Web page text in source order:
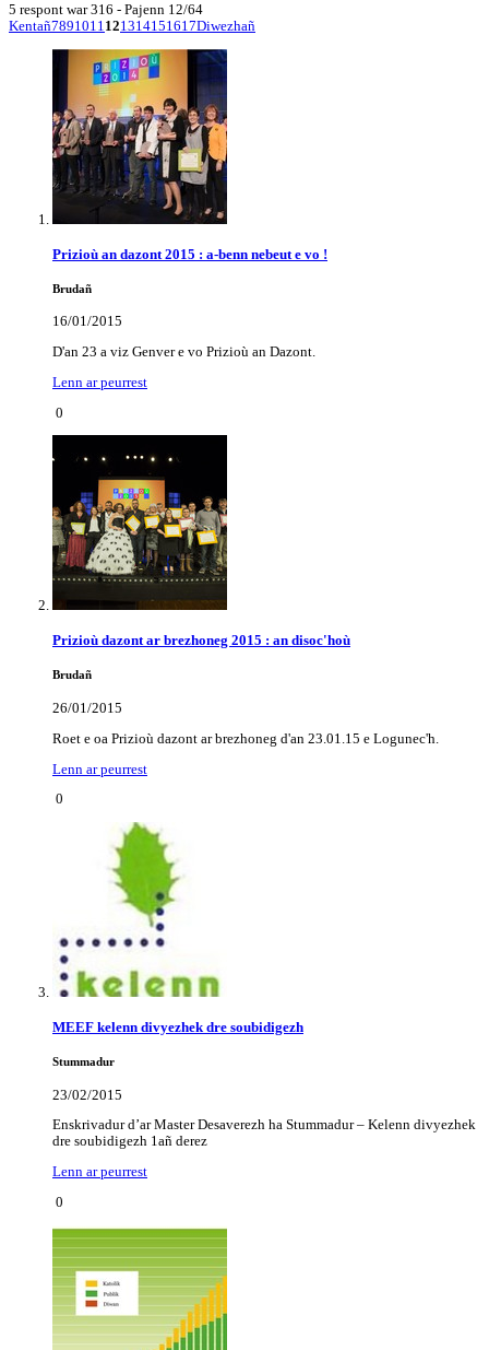
5 respont war 316 - Pajenn 12/64
Kentañ7891011121314151617Diwezhañ
Prizioù an dazont 2015 : a-benn nebeut e vo !
Brudañ
16/01/2015
D'an 23 a viz Genver e vo Prizioù an Dazont.
Lenn ar peurrest
0
Prizioù dazont ar brezhoneg 2015 : an disoc'hoù
Brudañ
26/01/2015
Roet e oa Prizioù dazont ar brezhoneg d'an 23.01.15 e Logunec'h.
Lenn ar peurrest
0
MEEF kelenn divyezhek dre soubidigezh
Stummadur
23/02/2015
Enskrivadur d’ar Master Desaverezh ha Stummadur – Kelenn divyezhek
dre soubidigezh 1añ derez
Lenn ar peurrest
0